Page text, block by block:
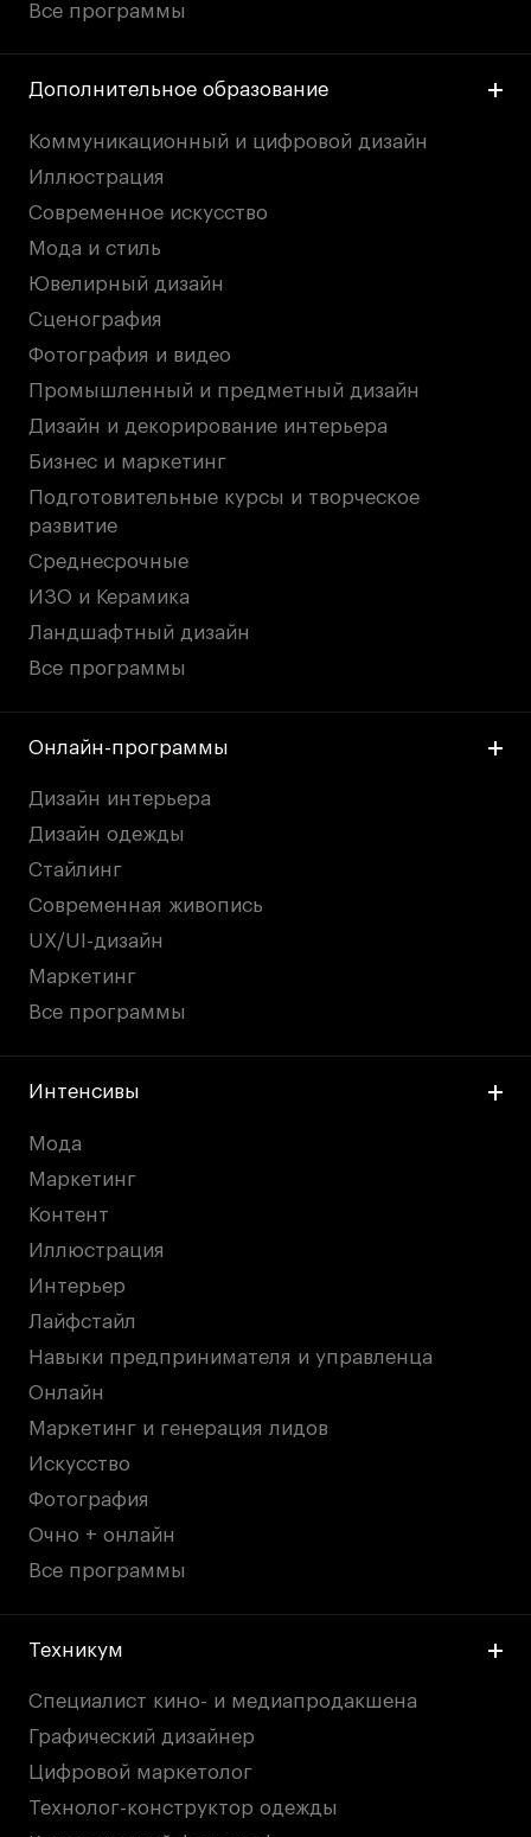
Все программы
Дополнительное образование
Коммуникационный и цифровой дизайн
Иллюстрация
Современное искусство
Мода и стиль
Ювелирный дизайн
Сценография
Фотография и видео
Промышленный и предметный дизайн
Дизайн и декорирование интерьера
Бизнес и маркетинг
Подготовительные курсы и творческое
развитие
Среднесрочные
ИЗО и Керамика
Ландшафтный дизайн
Все программы
Онлайн-программы
Дизайн интерьера
Дизайн одежды
Стайлинг
Современная живопись
UX/UI-дизайн
Маркетинг
Все программы
Интенсивы
Мода
Маркетинг
Контент
Иллюстрация
Интерьер
Лайфстайл
Навыки предпринимателя и управленца
Онлайн
Маркетинг и генерация лидов
Искусство
Фотография
Очно + онлайн
Все программы
Техникум
Специалист кино- и медиапродакшена
Графический дизайнер
Цифровой маркетолог
Технолог-конструктор одежды